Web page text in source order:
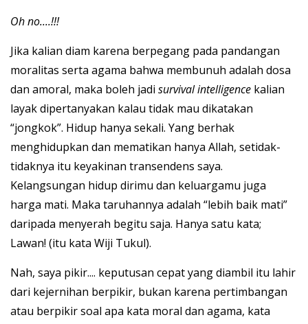
Oh no....!!!
Jika kalian diam karena berpegang pada pandangan
moralitas serta agama bahwa membunuh adalah dosa
dan amoral, maka boleh jadi survival intelligence kalian
layak dipertanyakan kalau tidak mau dikatakan
“jongkok”. Hidup hanya sekali. Yang berhak
menghidupkan dan mematikan hanya Allah, setidak-
tidaknya itu keyakinan transendens saya.
Kelangsungan hidup dirimu dan keluargamu juga
harga mati. Maka taruhannya adalah “lebih baik mati”
daripada menyerah begitu saja. Hanya satu kata;
Lawan! (itu kata Wiji Tukul).
Nah, saya pikir.... keputusan cepat yang diambil itu lahir
dari kejernihan berpikir, bukan karena pertimbangan
atau berpikir soal apa kata moral dan agama, kata